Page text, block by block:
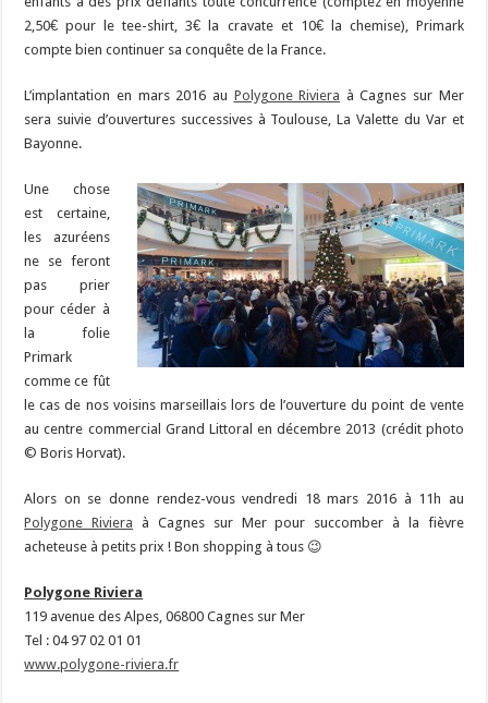
2,50€ pour le tee-shirt, 3€ la cravate et 10€ la chemise), Primark
compte bien continuer sa conquête de la France.
L’implantation en mars 2016 au Polygone Riviera à Cagnes sur Mer
sera suivie d’ouvertures successives à Toulouse, La Valette du Var et
Bayonne.
Une chose
est certaine,
les azuréens
ne se feront
pas prier
pour céder à
la folie
Primark
comme ce fût
le cas de nos voisins marseillais lors de l’ouverture du point de vente
au centre commercial Grand Littoral en décembre 2013 (crédit photo
© Boris Horvat).
Alors on se donne rendez-vous vendredi 18 mars 2016 à 11h au
Polygone Riviera à Cagnes sur Mer pour succomber à la fièvre
acheteuse à petits prix ! Bon shopping à tous 😉
Polygone Riviera
119 avenue des Alpes, 06800 Cagnes sur Mer
Tel : 04 97 02 01 01
www.polygone-riviera.fr